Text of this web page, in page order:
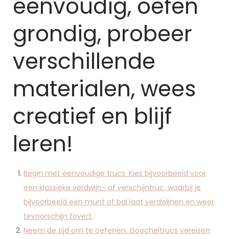
eenvoudig, oefen
grondig, probeer
verschillende
materialen, wees
creatief en blijf
leren!
Begin met eenvoudige trucs. Kies bijvoorbeeld voor
een klassieke verdwijn- of verschijntruc, waarbij je
bijvoorbeeld een munt of bal laat verdwijnen en weer
tevoorschijn tovert.
Neem de tijd om te oefenen. Goocheltrucs vereisen